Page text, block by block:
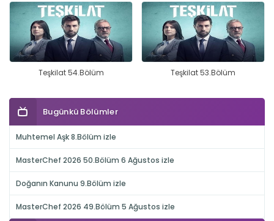
Teşkilat 54.Bölüm Teşkilat 53.Bölüm
Bugünkü Bölümler
Muhtemel Aşk 8.Bölüm izle
MasterChef 2026 50.Bölüm 6 Ağustos izle
Doğanın Kanunu 9.Bölüm izle
MasterChef 2026 49.Bölüm 5 Ağustos izle